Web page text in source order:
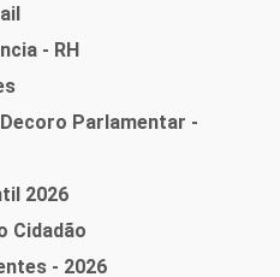
- RH
Parlamentar -
2026
Cidadão
- 2026